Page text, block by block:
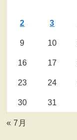
2 3
9 10
16 17
23 24
30 31
« 7月